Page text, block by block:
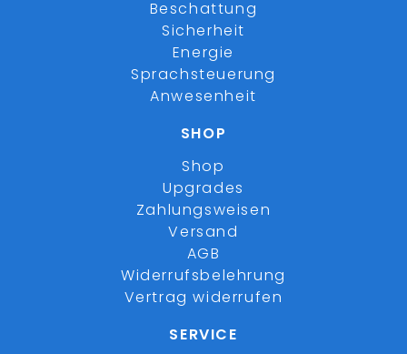
Beschattung
Sicherheit
Energie
Sprachsteuerung
Anwesenheit
SHOP
Shop
Upgrades
Zahlungsweisen
Versand
AGB
Widerrufsbelehrung
Vertrag widerrufen
SERVICE